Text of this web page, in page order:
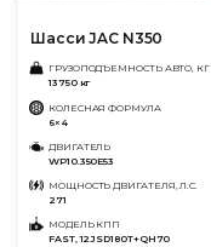
Шасси JAC N350
ГРУЗОПОДЪЕМНОСТЬ АВТО, КГ
13750 кг
КОЛЕСНАЯ ФОРМУЛА
6×4
ДВИГАТЕЛЬ
WP10.350E53
МОЩНОСТЬ ДВИГАТЕЛЯ, Л.С.
271
МОДЕЛЬ КПП
FAST, 12JSD180T+QH70